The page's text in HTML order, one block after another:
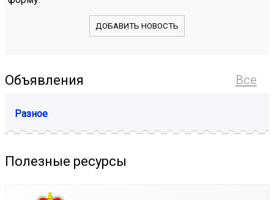
ДОБАВИТЬ НОВОСТЬ
Все
Объявления
Разное
Полезные ресурсы